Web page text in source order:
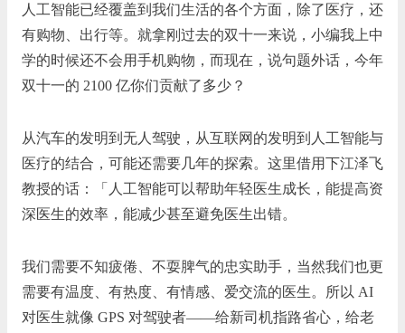
人工智能已经覆盖到我们生活的各个方面，除了医疗，还
有购物、出行等。就拿刚过去的双十一来说，小编我上中
学的时候还不会用手机购物，而现在，说句题外话，今年
双十一的 2100 亿你们贡献了多少？
从汽车的发明到无人驾驶，从互联网的发明到人工智能与
医疗的结合，可能还需要几年的探索。这里借用下江泽飞
教授的话：「人工智能可以帮助年轻医生成长，能提高资
深医生的效率，能减少甚至避免医生出错。
我们需要不知疲倦、不耍脾气的忠实助手，当然我们也更
需要有温度、有热度、有情感、爱交流的医生。所以 AI
对医生就像 GPS 对驾驶者——给新司机指路省心，给老